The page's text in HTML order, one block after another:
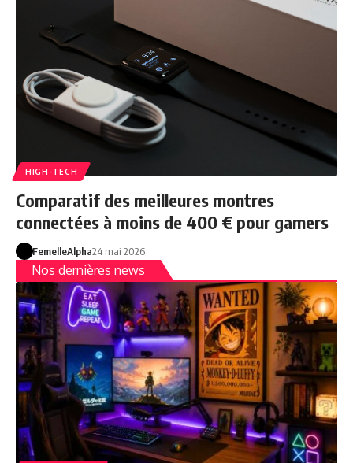
HIGH-TECH
Comparatif des meilleures montres
connectées à moins de 400 € pour gamers
FemelleAlpha24 mai 2026
Nos dernières news